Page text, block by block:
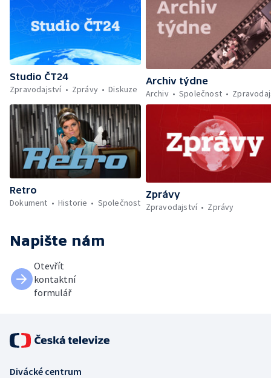
Studio ČT24
Zpravodajství
Zprávy Diskuze
Archiv týdne
Archiv
Společnost
Retro
Dokument
Historie Společnost
Zprávy
Zpravodajství
Zprávy
Napište nám
Otevřít
kontaktní
formulář
Divácké centrum